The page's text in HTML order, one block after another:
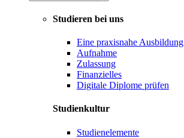
Studieren bei uns
Eine praxisnahe Ausbildung
Aufnahme
Zulassung
Finanzielles
Digitale Diplome prüfen
Studienkultur
Studienelemente